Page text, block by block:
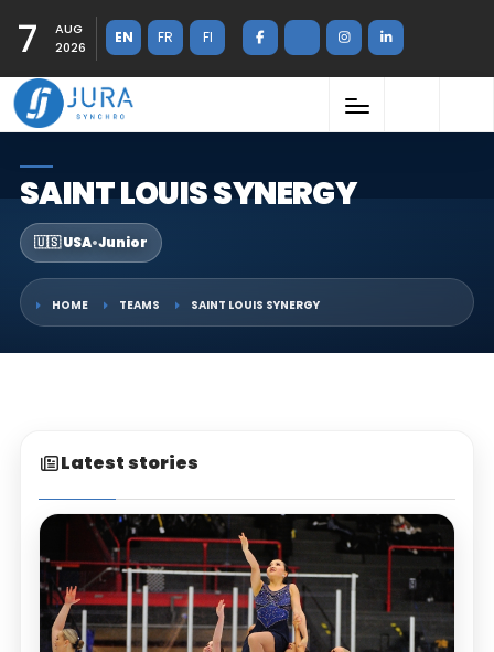
7
AUG
2026
EN FR FI
SAINT LOUIS SYNERGY
🇺🇸 USA•Junior
HOME TEAMS SAINT LOUIS SYNERGY
Latest stories